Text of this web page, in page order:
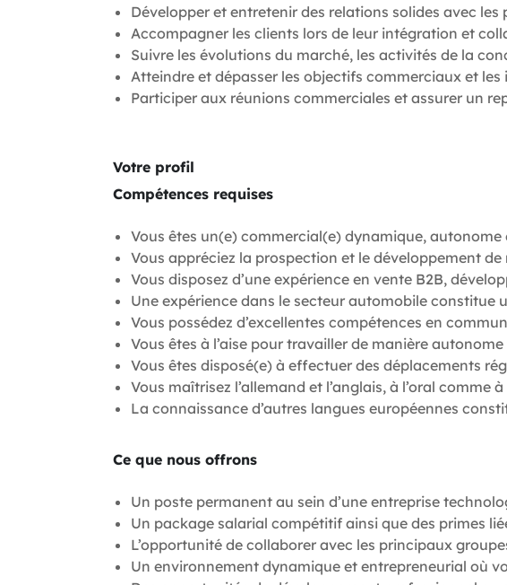
Développer et entretenir des relations solides avec
Accompagner les clients lors de leur intégration et
Suivre les évolutions du marché, les activités de la
Atteindre et dépasser les objectifs commerciaux et
Participer aux réunions commerciales et assurer un
Votre profil
Compétences requises
Vous êtes un(e) commercial(e) dynamique,
Vous appréciez la prospection et le développement
Vous disposez d’une expérience en vente B2B,
Une expérience dans le secteur automobile constitue
Vous possédez d’excellentes compétences en
Vous êtes à l’aise pour travailler de manière
Vous êtes disposé(e) à effectuer des déplacements
Vous maîtrisez l’allemand et l’anglais, à l’oral comme à
La connaissance d’autres langues européennes
Ce que nous offrons
Un poste permanent au sein d’une entreprise
Un package salarial compétitif ainsi que des primes
L’opportunité de collaborer avec les principaux
Un environnement dynamique et entrepreneurial où